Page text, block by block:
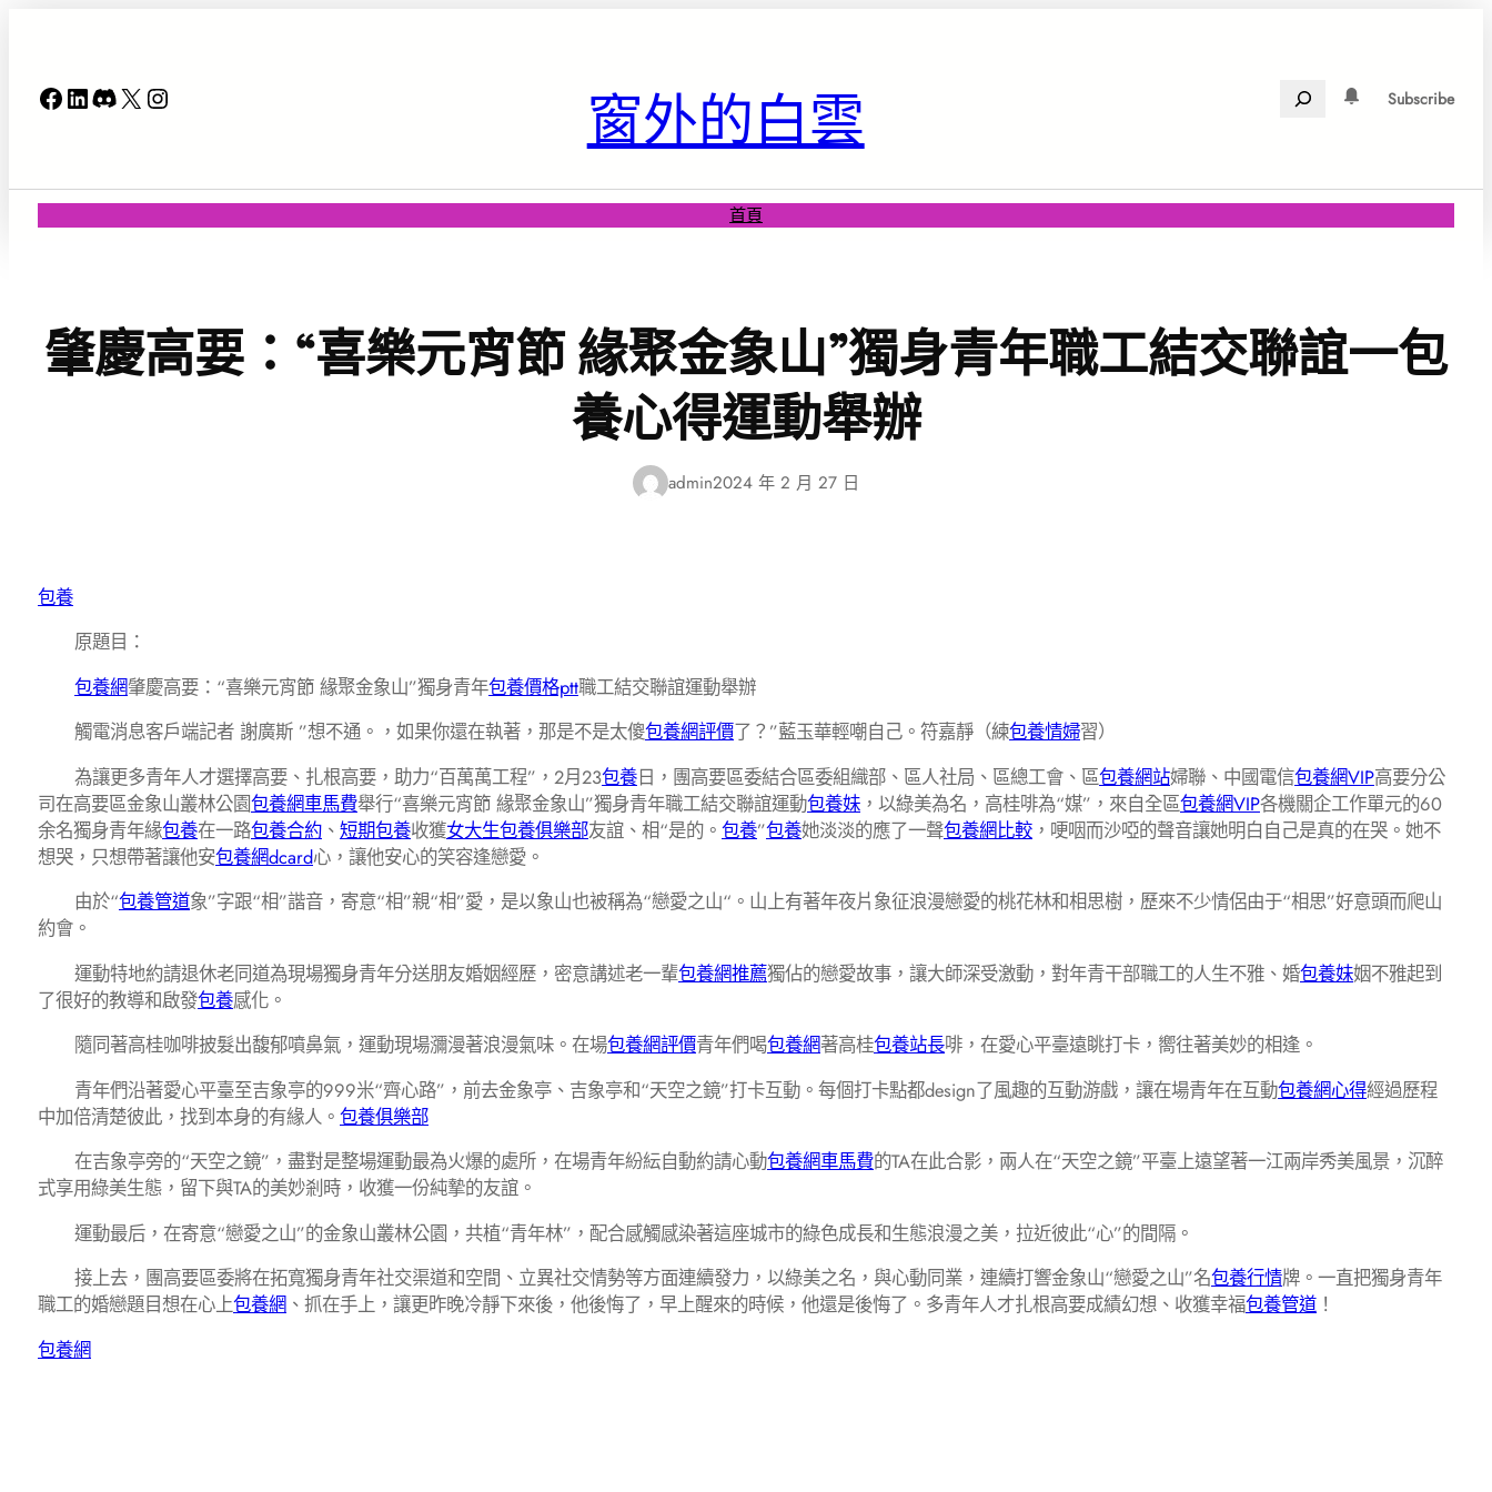
Facebook
LinkedIn
Discord
X Instagram 窗外的白雲 Search Subscribe
首頁
肇慶高要：“喜樂元宵節 緣聚金象山”獨身青年職工結交聯誼一包
養心得運動舉辦
admin2024 年 2 月 27 日
包養
原題目：
包養網肇慶高要：“喜樂元宵節 緣聚金象山”獨身青年包養價格ptt職工結交聯誼運動舉辦
觸電消息客戶端記者 謝廣斯 ”想不通。，如果你還在執著，那是不是太傻包養網評價了？”藍玉華輕嘲自己。符嘉靜（練包養情婦習）
為讓更多青年人才選擇高要、扎根高要，助力“百萬萬工程”，2月23包養日，團高要區委結合區委組織部、區人社局、區總工會、區包養網站婦聯、中國電信包養網VIP高要分公
司在高要區金象山叢林公園包養網車馬費舉行“喜樂元宵節 緣聚金象山”獨身青年職工結交聯誼運動包養妹 ，以綠美為名，高桂啡為“媒”，來自全區包養網VIP各機關企工作單元的60
余名獨身青年緣包養在一路包養合約 、 短期包養收獲女大生包養俱樂部友誼、相“是的。 包養”包養她淡淡的應了一聲包養網比較 ，哽咽而沙啞的聲音讓她明白自己是真的在哭。她不
想哭，只想帶著讓他安包養網dcard心，讓他安心的笑容逢戀愛。
由於“包養管道象”字跟“相”諧音，寄意“相”親“相”愛，是以象山也被稱為“戀愛之山“。山上有著年夜片象征浪漫戀愛的桃花林和相思樹，歷來不少情侶由于“相思”好意頭而爬山
約會。
運動特地約請退休老同道為現場獨身青年分送朋友婚姻經歷，密意講述老一輩包養網推薦獨佔的戀愛故事，讓大師深受激動，對年青干部職工的人生不雅、婚包養妹姻不雅起到
了很好的教導和啟發包養感化。
隨同著高桂咖啡披髮出馥郁噴鼻氣，運動現場瀰漫著浪漫氣味。在場包養網評價青年們喝包養網著高桂包養站長啡，在愛心平臺遠眺打卡，嚮往著美妙的相逢。
青年們沿著愛心平臺至吉象亭的999米“齊心路”，前去金象亭、吉象亭和“天空之鏡”打卡互動。每個打卡點都design了風趣的互動游戲，讓在場青年在互動包養網心得經過歷程
中加倍清楚彼此，找到本身的有緣人。 包養俱樂部
在吉象亭旁的“天空之鏡”，盡對是整場運動最為火爆的處所，在場青年紛紜自動約請心動包養網車馬費的TA在此合影，兩人在“天空之鏡”平臺上遠望著一江兩岸秀美風景，沉醉
式享用綠美生態，留下與TA的美妙剎時，收獲一份純摯的友誼。
運動最后，在寄意“戀愛之山”的金象山叢林公園，共植“青年林”，配合感觸感染著這座城市的綠色成長和生態浪漫之美，拉近彼此“心”的間隔。
接上去，團高要區委將在拓寬獨身青年社交渠道和空間、立異社交情勢等方面連續發力，以綠美之名，與心動同業，連續打響金象山“戀愛之山”名包養行情牌。一直把獨身青年
職工的婚戀題目想在心上包養網 、抓在手上，讓更昨晚冷靜下來後，他後悔了，早上醒來的時候，他還是後悔了。多青年人才扎根高要成績幻想、收獲幸福包養管道 ！
包養網